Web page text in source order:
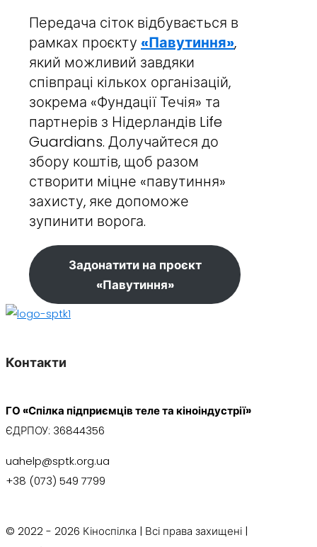
Передача сіток відбувається в
рамках проєкту «Павутиння»,
який можливий завдяки
співпраці кількох організацій,
зокрема «Фундації Течія» та
партнерів з Нідерландів Life
Guardians. Долучайтеся до
збору коштів, щоб разом
створити міцне «павутиння»
захисту, яке допоможе
зупинити ворога.
Задонатити на проєкт
«Павутиння»
Контакти
ГО «Спілка підприємців теле та кіноіндустрії»
ЄДРПОУ: 36844356
uahelp@sptk.org.ua
+38 (073) 549 7799
© 2022 - 2026 Кіноспілка | Всі права захищені |